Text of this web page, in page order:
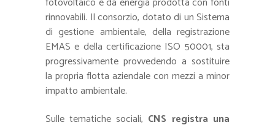
rinnovabili. Il consorzio, dotato di un Sistema
di gestione ambientale, della registrazione
EMAS e della certificazione ISO 50001, sta
progressivamente provvedendo a sostituire
la propria flotta aziendale con mezzi a minor
impatto ambientale.
Sulle tematiche sociali, CNS registra una